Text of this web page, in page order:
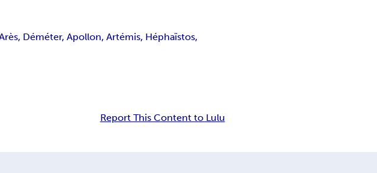
Déméter, Apollon, Artémis, Héphaïstos,
Report This Content to Lulu